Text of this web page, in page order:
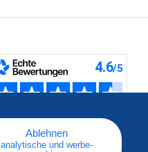
Ablehnen
analytische und werbe-